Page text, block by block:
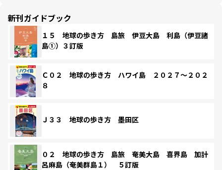
新刊ガイドブック
１５ 地球の歩き方 島旅 伊豆大島 利島（伊豆諸
島①）３訂版
Ｃ０２ 地球の歩き方 ハワイ島 ２０２７～２０２
８
Ｊ３３ 地球の歩き方 墨田区
０２ 地球の歩き方 島旅 奄美大島 喜界島 加計
呂麻島（奄美群島１） ５訂版